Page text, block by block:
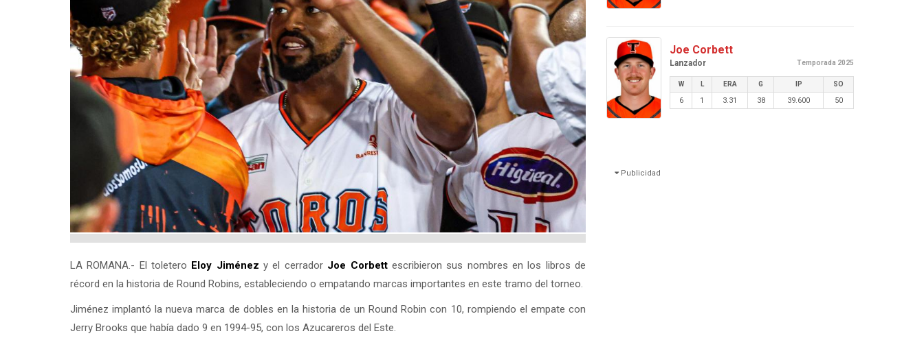
LA ROMANA.- El toletero Eloy Jiménez y el cerrador Joe Corbettescribieron sus nombres en los libros de
récord en la historia de Round Robins, estableciendo o empatando marcas importantes en este tramo del torneo.
Jiménez implantó la nueva marca de dobles en la historia de un Round Robin con 10, rompiendo el empate con
Jerry Brooks que había dado 9 en 1994-95, con los Azucareros del Este.
Joe Corbett
Lanzador Temporada 2025
W L ERA G IP SO
6 1 3.31 38 39.600 50
Publicidad